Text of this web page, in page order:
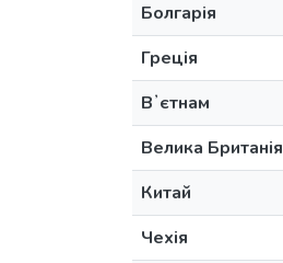
Болгарія
Греція
Вʼєтнам
Велика Британія
Китай
Чехія